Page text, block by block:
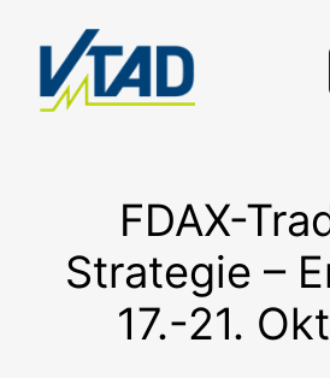
springen
FDAX-
Strategie –
17.-21.